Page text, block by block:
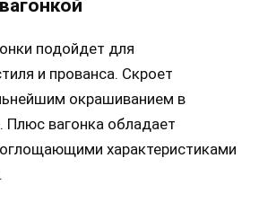
подойдет для
и прованса. Скроет
окрашиванием в
Плюс вагонка обладает
характеристиками